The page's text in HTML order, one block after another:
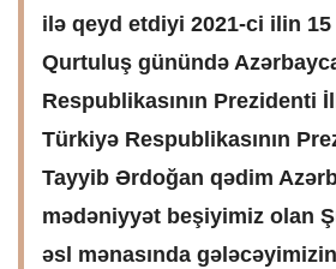
ilə qeyd etdiyi 2021-ci ilin
Qurtuluş günündə
Respublikasının Prezidenti
Türkiyə Respublikasının
Tayyib Ərdoğan qədim
mədəniyyət beşiyimiz olan
əsl mənasında